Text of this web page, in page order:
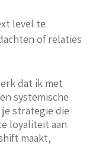
level te
of relaties
dat ik met
systemische
je strategie die
loyaliteit aan
maakt,